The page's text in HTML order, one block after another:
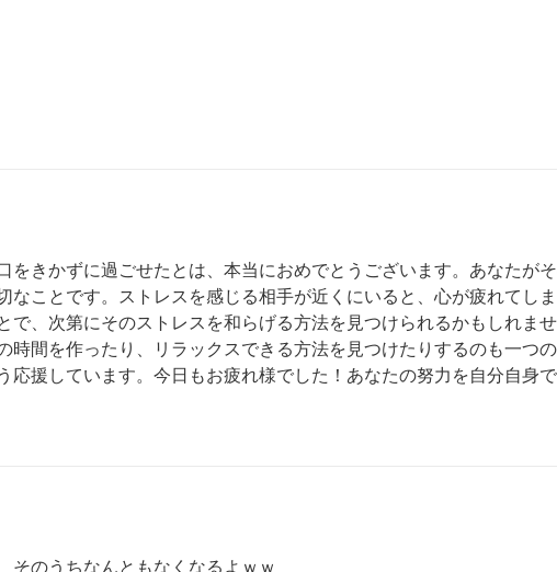
をきかずに過ごせたとは、本当におめでとうございます。あなたが
なことです。ストレスを感じる相手が近くにいると、心が疲れてし
で、次第にそのストレスを和らげる方法を見つけられるかもしれま
時間を作ったり、リラックスできる方法を見つけたりするのも一つ
応援しています。今日もお疲れ様でした！あなたの努力を自分自身
そのうちなんともなくなるよｗｗ